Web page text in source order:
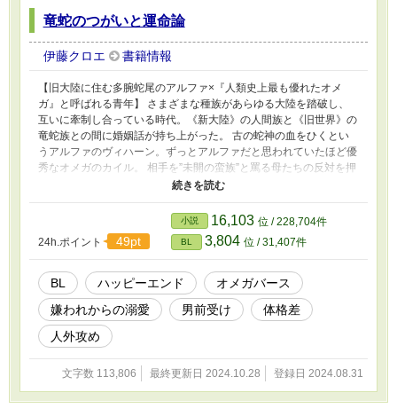
竜蛇のつがいと運命論
伊藤クロエ 書籍情報
【旧大陸に住む多腕蛇尾のアルファ×『人類史上最も優れたオメ
ガ』と呼ばれる青年】 さまざまな種族があらゆる大陸を踏破し、
互いに牽制し合っている時代。《新大陸》の人間族と《旧世界》の
竜蛇族との間に婚姻話が持ち上がった。 古の蛇神の血をひくとい
うアルファのヴィハーン。ずっとアルファだと思われていたほど優
秀なオメガのカイル。 相手を”未開の蛮族”と罵る母たちの反対を押
し切って、カイルは未知なる《旧世界》へ向かう。そこでお見合い
相手のヴィハーンとある密約を交わすが―――― 《運命》を信じ
られない「アルファらしくない人外アルファ」と「オメガらしくな
い人間オメガくん」が一緒に恋と友情を育んでいく話。 ・受けく
んはオメガだけど長身で割とつよいです ・人外攻めさんは顔は人
間っぽいけど多腕＋ぶっとい尻尾の持ち主です ・出産＆子育ては
しません ・オメガバースといいつつあんまりドラマチックな出来
事とかはない、のんびりしたお話です
24h.ポイント 49pt
小説 16,103 位 / 228,704件
BL 3,804 位 / 31,407件
BL ハッピーエンド
オメガバース
嫌われからの溺愛
男前受け
体格差
人外攻め
文字数 113,806 最終更新日 2024.10.28 登録日 2024.08.31